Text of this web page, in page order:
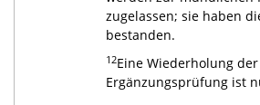
zugelassen; sie haben
bestanden.
12Eine Wiederholung der
Ergänzungsprüfung ist